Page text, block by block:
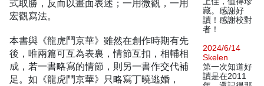
式取勝，反而以畫面表述；一用微觀，一用
宏觀寫法。
本書與《龍虎鬥京華》雖然在創作時期有先
後，唯兩篇可互為表裏，情節互扣，相輔相
成，若一書略寫的情節，則另一書作交代補
足。如《龍虎鬥京華》只略寫丁曉逃婚，
藏。感謝好
讀！感謝校對
者！
2024/6/14
Skelen
第一次知道好
讀是在2011